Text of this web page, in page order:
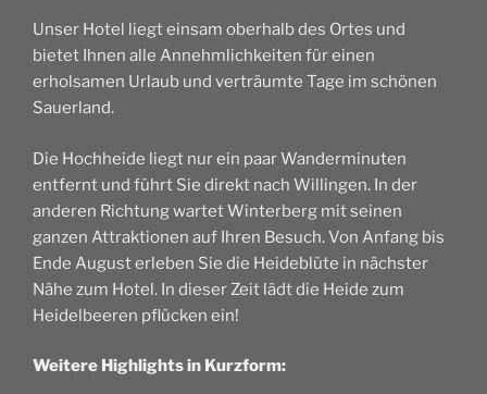
Unser Hotel liegt einsam oberhalb des Ortes und
bietet Ihnen alle Annehmlichkeiten für einen
erholsamen Urlaub und verträumte Tage im schönen
Sauerland.
Die Hochheide liegt nur ein paar Wanderminuten
entfernt und führt Sie direkt nach Willingen. In der
anderen Richtung wartet Winterberg mit seinen
ganzen Attraktionen auf Ihren Besuch. Von Anfang bis
Ende August erleben Sie die Heideblüte in nächster
Nähe zum Hotel. In dieser Zeit lädt die Heide zum
Heidelbeeren pflücken ein!
Weitere Highlights in Kurzform: